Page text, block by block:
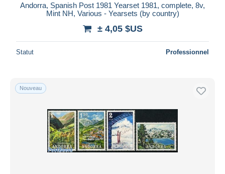
Andorra, Spanish Post 1981 Yearset 1981, complete, 8v,
Mint NH, Various - Yearsets (by country)
± 4,05 $US
Statut Professionnel
Nouveau